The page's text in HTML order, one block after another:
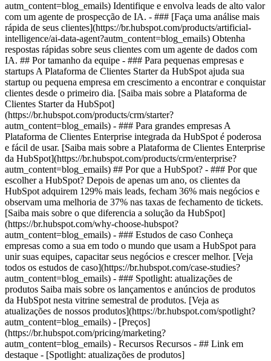
autm_content=blog_emails) Identifique e envolva leads de alto valor
com um agente de prospecção de IA. - ### [Faça uma análise mais
rápida de seus clientes](https://br.hubspot.com/products/artificial-
intelligence/ai-data-agent?autm_content=blog_emails) Obtenha
respostas rápidas sobre seus clientes com um agente de dados com
IA. ## Por tamanho da equipe - ### Para pequenas empresas e
startups A Plataforma de Clientes Starter da HubSpot ajuda sua
startup ou pequena empresa em crescimento a encontrar e conquistar
clientes desde o primeiro dia. [Saiba mais sobre a Plataforma de
Clientes Starter da HubSpot]
(https://br.hubspot.com/products/crm/starter?
autm_content=blog_emails) - ### Para grandes empresas A
Plataforma de Clientes Enterprise integrada da HubSpot é poderosa
e fácil de usar. [Saiba mais sobre a Plataforma de Clientes Enterprise
da HubSpot](https://br.hubspot.com/products/crm/enterprise?
autm_content=blog_emails) ## Por que a HubSpot? - ### Por que
escolher a HubSpot? Depois de apenas um ano, os clientes da
HubSpot adquirem 129% mais leads, fecham 36% mais negócios e
observam uma melhoria de 37% nas taxas de fechamento de tickets.
[Saiba mais sobre o que diferencia a solução da HubSpot]
(https://br.hubspot.com/why-choose-hubspot?
autm_content=blog_emails) - ### Estudos de caso Conheça
empresas como a sua em todo o mundo que usam a HubSpot para
unir suas equipes, capacitar seus negócios e crescer melhor. [Veja
todos os estudos de caso](https://br.hubspot.com/case-studies?
autm_content=blog_emails) - ### Spotlight: atualizações de
produtos Saiba mais sobre os lançamentos e anúncios de produtos
da HubSpot nesta vitrine semestral de produtos. [Veja as
atualizações de nossos produtos](https://br.hubspot.com/spotlight?
autm_content=blog_emails) - [Preços]
(https://br.hubspot.com/pricing/marketing?
autm_content=blog_emails) - Recursos Recursos - ## Link em
destaque - [Spotlight: atualizações de produtos]